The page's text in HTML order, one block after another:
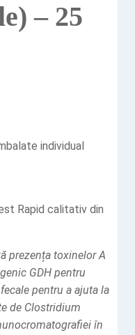
– 25
individual
Rapid calitativ din
prezența toxinelor A
GDH pentru
pentru a ajuta la
de Clostridium
în